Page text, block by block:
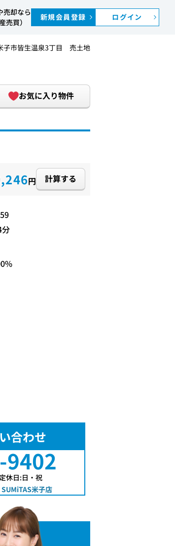
売却なら
売買）
新規会員登録 ログイン
子市皆生温泉3丁目 売土地
お気に入り物件
円 計算する
分
合わせ
9402
休日:日・祝
米子店